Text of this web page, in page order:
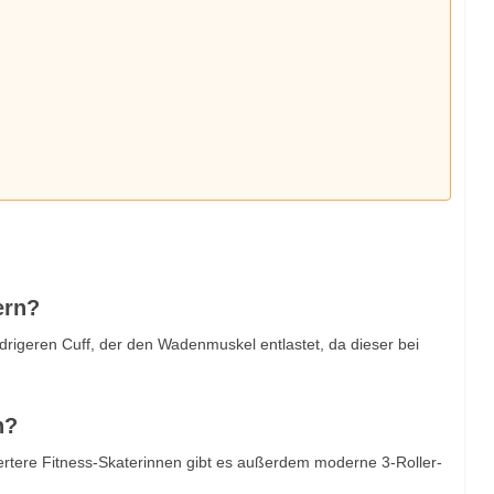
Cuff, der den Wadenmuskel entlastet, da dieser bei
Fitness-Skaterinnen gibt es außerdem moderne 3-Roller-